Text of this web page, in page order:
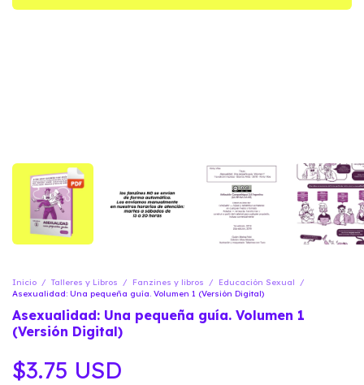
Inicio / Talleres y Libros / Fanzines y libros / Educación Sexual
/
Asexualidad: Una pequeña guía. Volumen 1 (Versión Digital)
Asexualidad: Una pequeña guía. Volumen 1
(Versión Digital)
$3.75 USD